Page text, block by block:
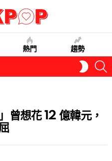
熱門 趨勢
SKIN
曾想花 12 億韓元，